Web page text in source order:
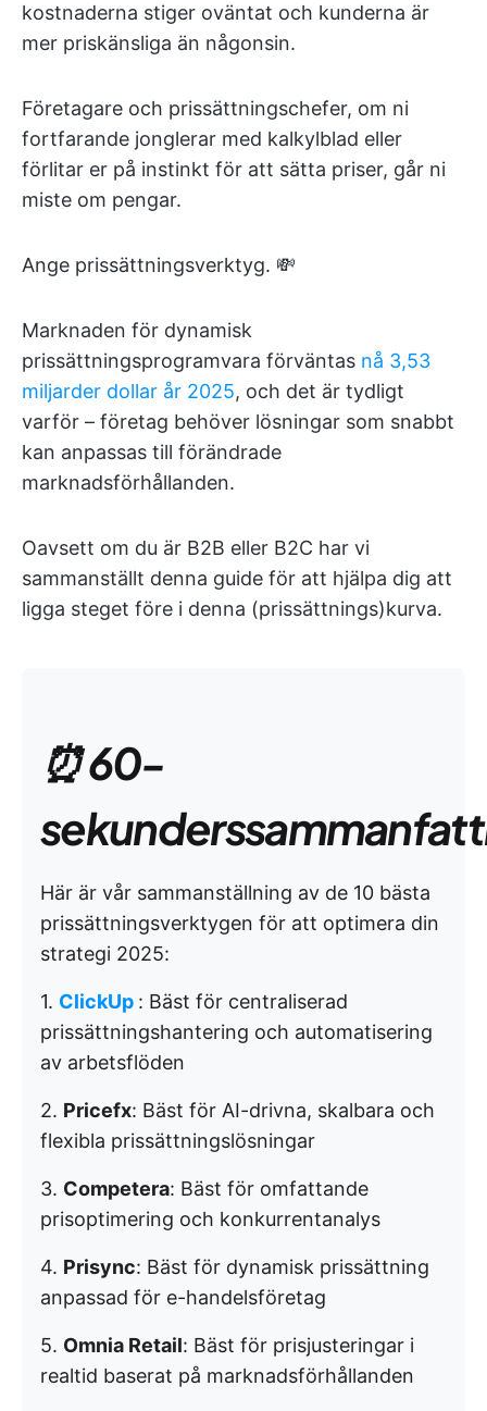
kostnaderna stiger oväntat och kunderna är
mer priskänsliga än någonsin.
Företagare och prissättningschefer, om ni
fortfarande jonglerar med kalkylblad eller
förlitar er på instinkt för att sätta priser, går ni
miste om pengar.
Ange prissättningsverktyg. 💸
Marknaden för dynamisk
prissättningsprogramvara förväntas nå 3,53
miljarder dollar år 2025, och det är tydligt
varför – företag behöver lösningar som snabbt
kan anpassas till förändrade
marknadsförhållanden.
Oavsett om du är B2B eller B2C har vi
sammanställt denna guide för att hjälpa dig att
ligga steget före i denna (prissättnings)kurva.
⏰ 60-
Här är vår sammanställning av de 10 bästa
prissättningsverktygen för att optimera din
strategi 2025:
1. ClickUp : Bäst för centraliserad
prissättningshantering och automatisering
av arbetsflöden
2. Pricefx: Bäst för AI-drivna, skalbara och
flexibla prissättningslösningar
3. Competera: Bäst för omfattande
prisoptimering och konkurrentanalys
4. Prisync: Bäst för dynamisk prissättning
anpassad för e-handelsföretag
5. Omnia Retail: Bäst för prisjusteringar i
realtid baserat på marknadsförhållanden